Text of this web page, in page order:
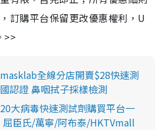
訂購平台保留更改優惠權利，U
>>
masklab全線分店開賣$28快速測
認證 鼻咽拭子採樣檢測
大病毒快速測試劑購買平台一
屈臣氏/萬寧/阿布泰/HKTVmall